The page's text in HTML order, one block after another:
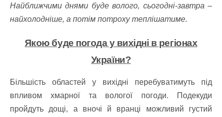
Найближчими днями буде волого, сьогодні-завтра –
найхолодніше, а потім потроху теплішатиме.
Якою буде погода у вихідні в регіонах
України?
Більшість областей у вихідні перебуватимуть під
впливом хмарної та вологої погоди. Подекуди
пройдуть дощі, а вночі й вранці можливий густий